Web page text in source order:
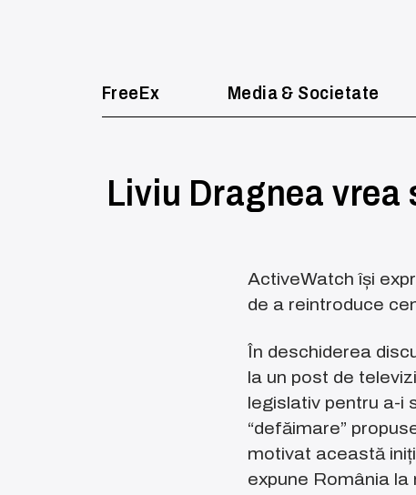
FreeEx Media & Societate
Liviu Dragnea vrea
ActiveWatch își
de a reintroduce
În deschiderea
la un post de
legislativ pentru a-i
“defăimare”
motivat această
expune România la